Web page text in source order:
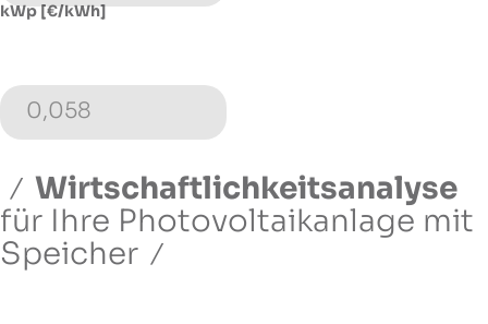
kWp [€/kWh]
0,058
Wirtschaftlichkeitsanalyse
für Ihre Photovoltaikanlage mit
Speicher